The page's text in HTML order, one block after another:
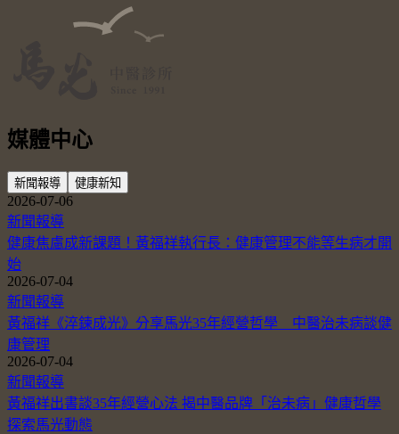
媒體中心
新聞報導 健康新知
2026-07-06
新聞報導
健康焦慮成新課題！黃福祥執行長：健康管理不能等生病才開
始
2026-07-04
新聞報導
黃福祥《淬鍊成光》分享馬光35年經營哲學 中醫治未病談健
康管理
2026-07-04
新聞報導
黃福祥出書談35年經營心法 揭中醫品牌「治未病」健康哲學
探索馬光動態